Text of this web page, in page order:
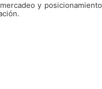
y posicionamiento